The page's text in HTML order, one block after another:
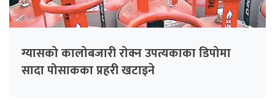
ग्यासको कालोबजारी रोक्न उपत्यकाका डिपोमा
सादा पोसाकका प्रहरी खटाइने